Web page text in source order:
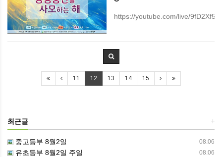
https://youtube.com/live/
11 12 13 14 15
+
최근글
08.06
중고등부 8월2일
08.06
유초등부 8월2일 주일